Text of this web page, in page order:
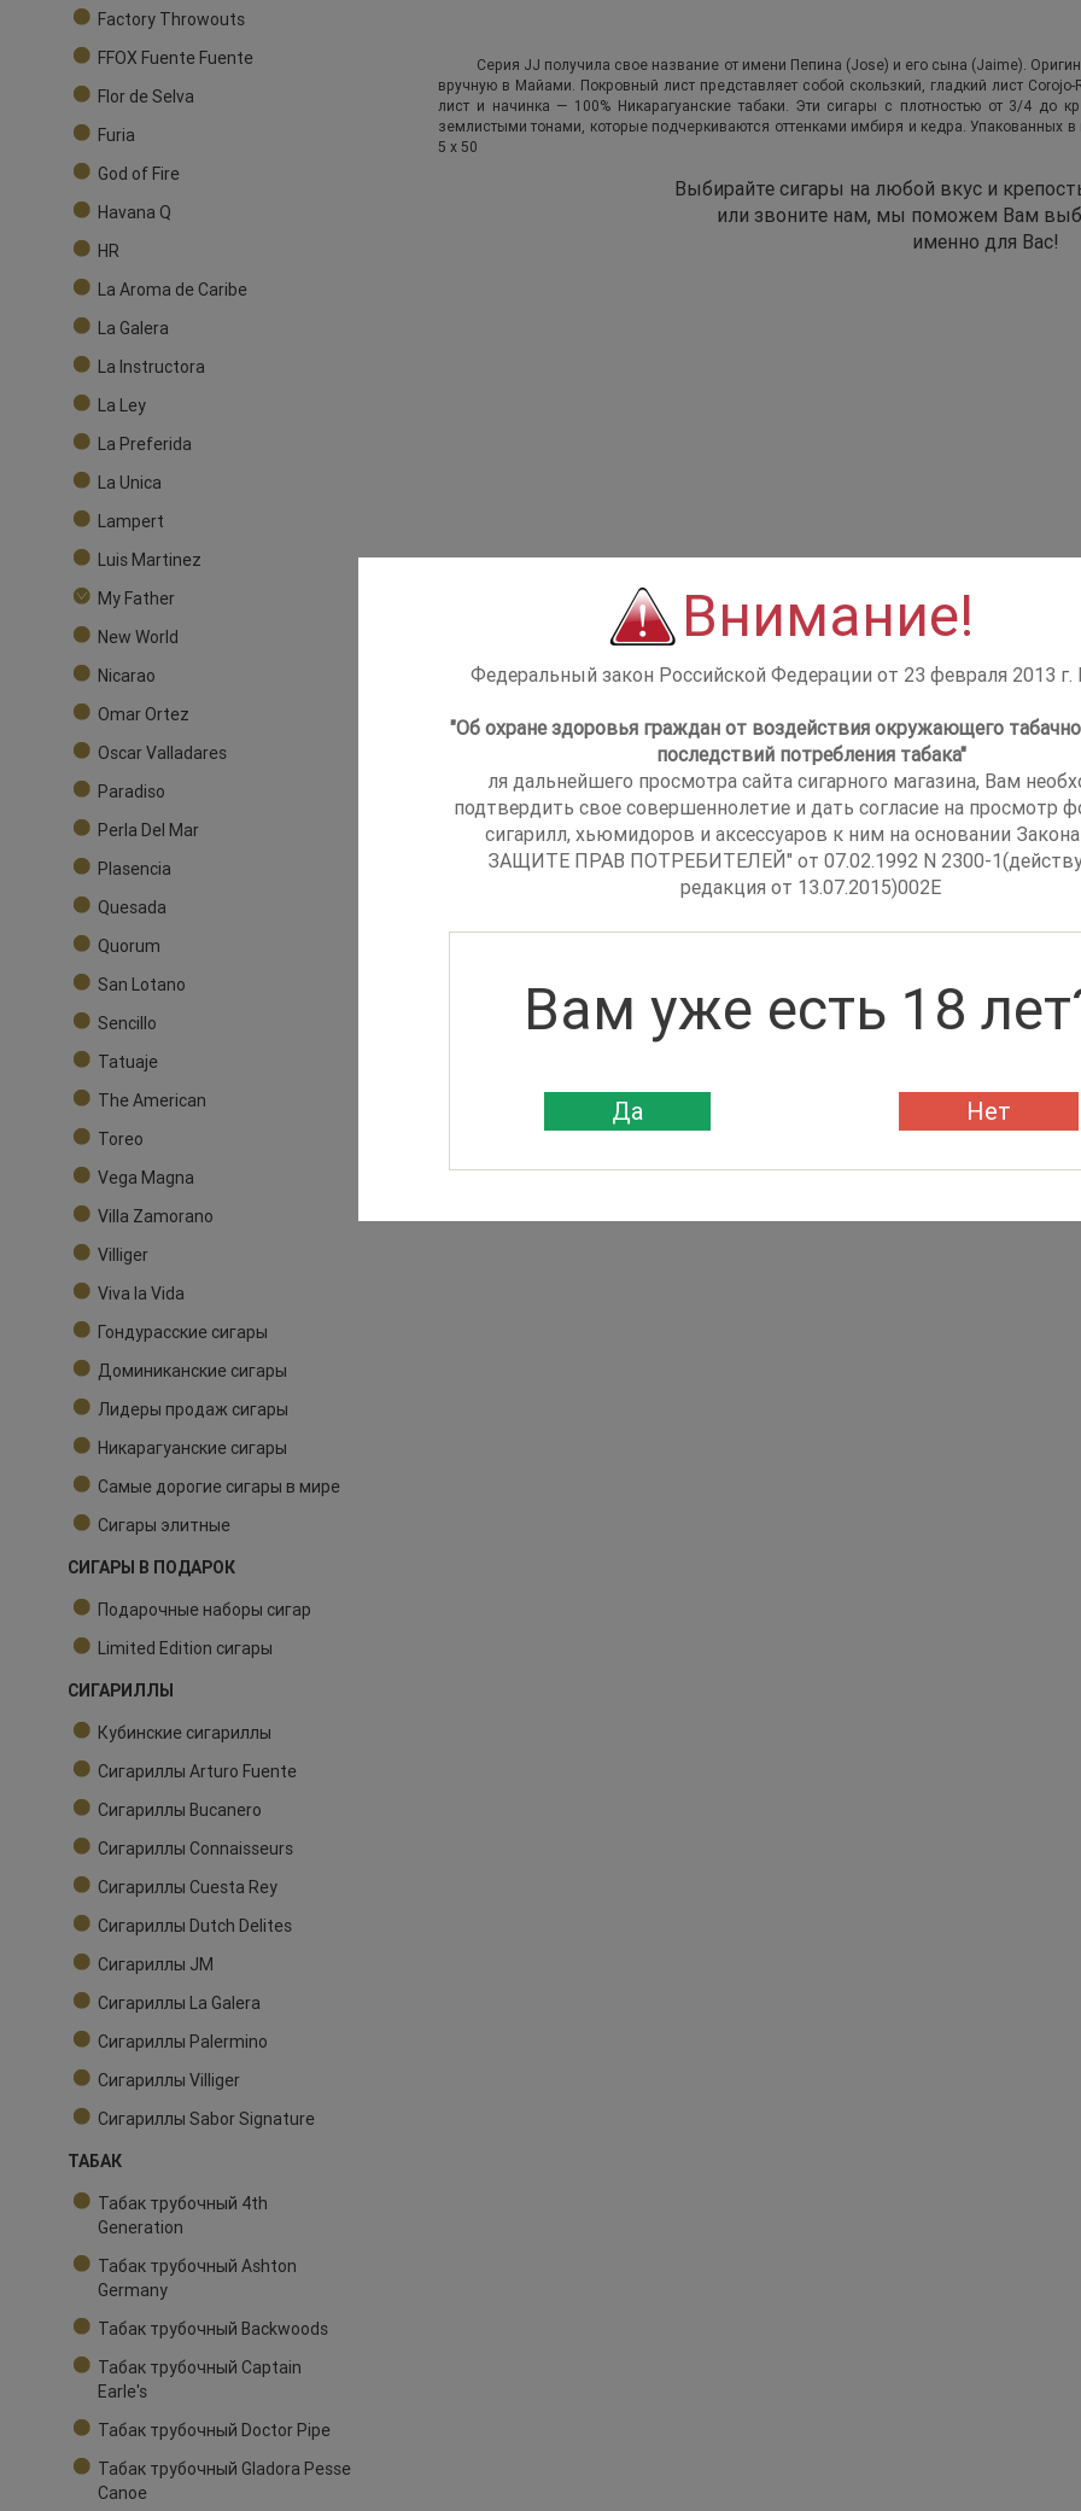
Factory Throwouts
FFOX Fuente Fuente
Flor de Selva
Furia
God of Fire
Havana Q
HR
La Aroma de Caribe
La Galera
La Instructora
La Ley
La Preferida
La Unica
Lampert
Luis Martinez
My Father
New World
Nicarao
Omar Ortez
Oscar Valladares
Paradiso
Perla Del Mar
Plasencia
Quesada
Quorum
San Lotano
Sencillo
Tatuaje
The American
Toreo
Vega Magna
Villa Zamorano
Villiger
Viva la Vida
Гондурасские сигары
Доминиканские сигары
Лидеры продаж сигары
Никарагуанские сигары
Самые дорогие сигары в мире
Сигары элитные
СИГАРЫ В ПОДАРОК
Подарочные наборы сигар
Limited Edition сигары
СИГАРИЛЛЫ
Кубинские сигариллы
Сигариллы Arturo Fuente
Сигариллы Bucanero
Сигариллы Connaisseurs
Сигариллы Cuesta Rey
Сигариллы Dutch Delites
Сигариллы JM
Сигариллы La Galera
Сигариллы Palermino
Сигариллы Villiger
Сигариллы Sabor Signature
ТАБАК
Табак трубочный 4th
Generation
Табак трубочный Ashton
Germany
Табак трубочный Backwoods
Табак трубочный Captain
Earle's
Табак трубочный Doctor Pipe
Табак трубочный Gladora Pesse
Canoe
Серия JJ получила свое название от имени Пепина (Jose) и его сына (Jaime).
вручную в Майами. Покровный лист представляет собой скользкий, гладкий лист
лист и начинка — 100% Никарагуанские табаки. Эти сигары с плотностью от 3/4 до
землистыми тонами, которые подчеркиваются оттенками имбиря и кедра. Упакованных
5 x 50
Выбирайте сигары на любой вкус и
или звоните нам, мы поможем Вам
именно для Вас!
Внимание!
Федеральный закон Российской Федерации от 23 февраля 2013
"Об охране здоровья граждан от воздействия окружающего
последствий потребления табака"
ля дальнейшего просмотра сайта сигарного магазина, Вам
подтвердить свое совершеннолетие и дать согласие на просмотр
сигарилл, хьюмидоров и аксессуаров к ним на основании
ЗАЩИТЕ ПРАВ ПОТРЕБИТЕЛЕЙ" от 07.02.1992 N 2300-
редакция от 13.07.2015)002E
Вам уже есть 18
Да Нет